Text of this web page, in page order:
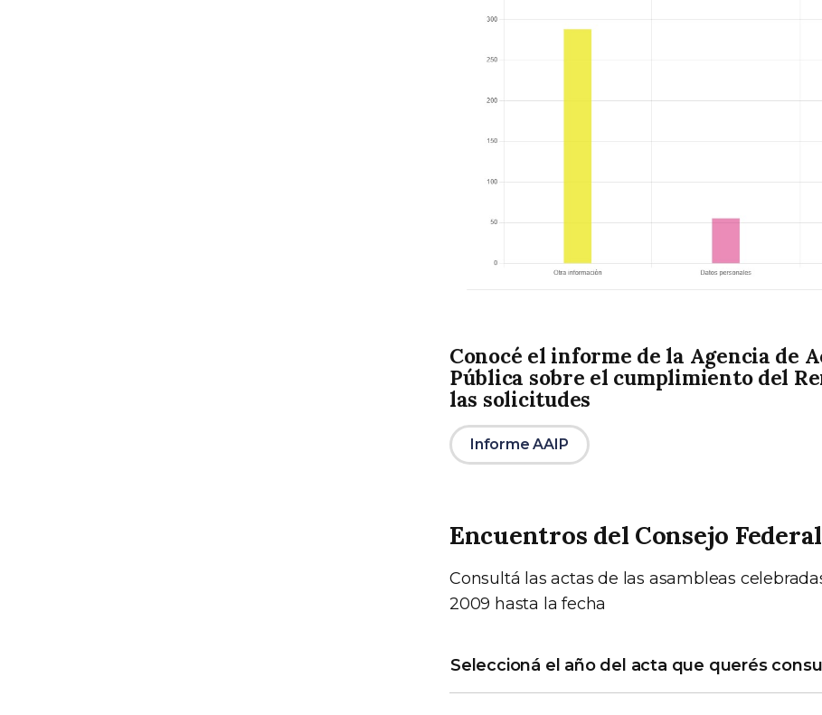
Conocé el informe de la Agencia de
Pública sobre el cumplimiento del
las solicitudes
Informe AAIP
Encuentros del Consejo
Consultá las actas de las asambleas
2009 hasta la fecha
Seleccioná el año del acta que querés